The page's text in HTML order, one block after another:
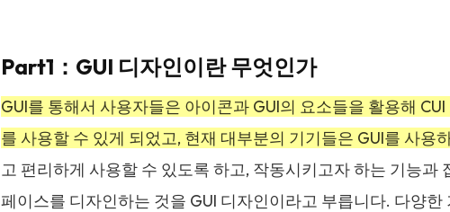
Part1：GUI 디자인이란 무엇인가
GUI를 통해서 사용자들은 아이콘과 GUI의 요소들을 활용해
를 사용할 수 있게 되었고, 현재 대부분의 기기들은 GUI를 사용
고 편리하게 사용할 수 있도록 하고, 작동시키고자 하는 기능과
페이스를 디자인하는 것을 GUI 디자인이라고 부릅니다. 다양